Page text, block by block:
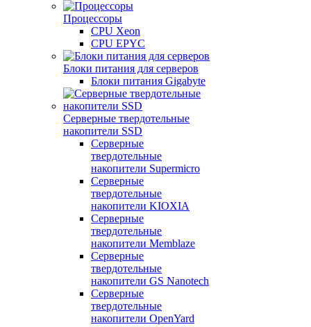
Процессоры
CPU Xeon
CPU EPYC
Блоки питания для серверов
Блоки питания Gigabyte
Серверные твердотельные
накопители SSD
Cерверные
твердотельные
накопители Supermicro
Cерверные
твердотельные
накопители KIOXIA
Cерверные
твердотельные
накопители Memblaze
Cерверные
твердотельные
накопители GS Nanotech
Серверные
твердотельные
накопители OpenYard